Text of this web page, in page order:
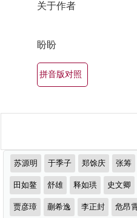
词
全
美
有
名
诗
大
（精
关于作者
盼盼
拼音版对照
推
荐
作
者
苏源明 于季子 郑馀庆 张筹
田如鳌 舒雄 释如珙 史文卿
贾彦璋 蒯希逸 李正封 危昂